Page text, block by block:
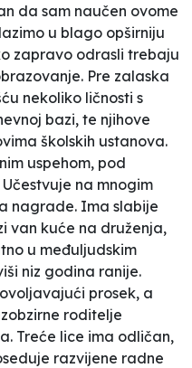
da sam naučen ovome
u blago opširniju
zapravo odrasli trebaju
Pre zalaska
nekoliko ličnosti s
bazi, te njihove
školskih ustanova.
uspehom, pod
na mnogim
nagrade. Ima slabije
van kuće na druženja,
u međuljudskim
niz godina ranije.
prosek, a
roditelje
Treće lice ima odličan,
razvijene radne